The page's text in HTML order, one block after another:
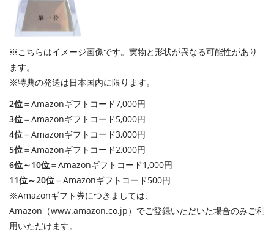
※こちらはイメージ画像です。実物と形状が異なる可能性があり
ます。
※特典の発送は日本国内に限ります。
2位＝Amazonギフトコード7,000円
3位＝Amazonギフトコード5,000円
4位＝Amazonギフトコード3,000円
5位＝Amazonギフトコード2,000円
6位～10位＝Amazonギフトコード1,000円
11位～20位＝Amazonギフトコード500円
※Amazonギフト券につきましては、
Amazon（www.amazon.co.jp）でご登録いただいた場合のみご利
用いただけます。